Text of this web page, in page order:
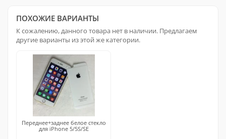
ПОХОЖИЕ ВАРИАНТЫ
К сожалению, данного товара нет в наличии. Предлагаем
другие варианты из этой же категории.
Переднее+заднее белое стекло
для iPhone 5/5S/SE